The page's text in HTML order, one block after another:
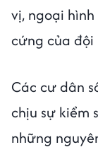
vị, ngoại
cứng của đội
Các cư dân
chịu sự kiểm
những